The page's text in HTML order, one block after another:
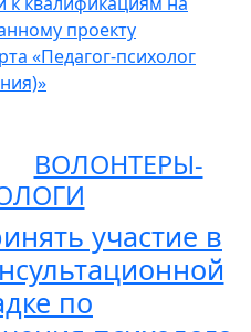
проекту
«Педагог-психолог
ВОЛОНТЕРЫ-
участие в
по